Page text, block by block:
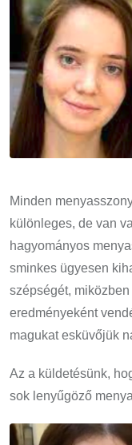
Minden
különleges, de van
hagyományos
sminkes ügyesen
szépségét,
eredményeként
magukat esküvőjük
Az a küldetésünk,
sok lenyűgöző